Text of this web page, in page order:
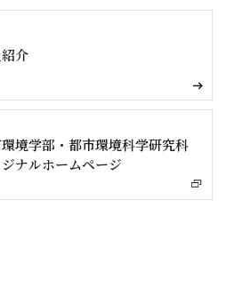
介
境学部・都市環境科学研究科
ナルホームページ